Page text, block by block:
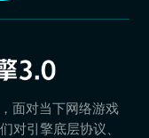
面对当下网络游戏
对引擎底层协议、